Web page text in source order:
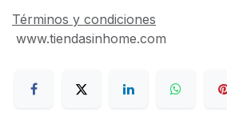
Términos y condiciones
www.tiendasinhome.com